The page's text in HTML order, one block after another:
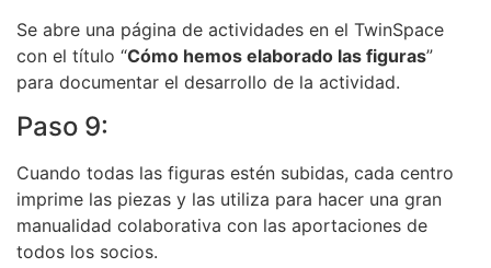
Se abre una página de actividades en el TwinSpace
con el título “Cómo hemos elaborado las figuras”
para documentar el desarrollo de la actividad.
Paso 9:
Cuando todas las figuras estén subidas, cada centro
imprime las piezas y las utiliza para hacer una gran
manualidad colaborativa con las aportaciones de
todos los socios.